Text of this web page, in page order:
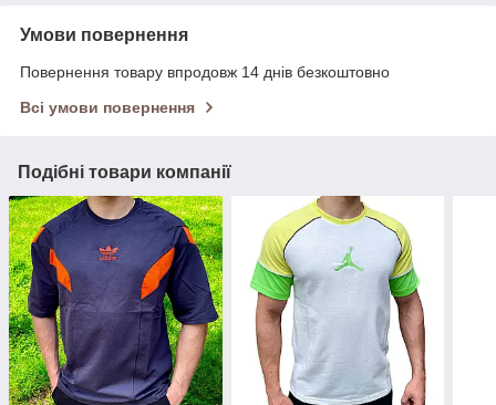
Умови повернення
Повернення товару впродовж 14 днів безкоштовно
Всі умови повернення
Подібні товари компанії